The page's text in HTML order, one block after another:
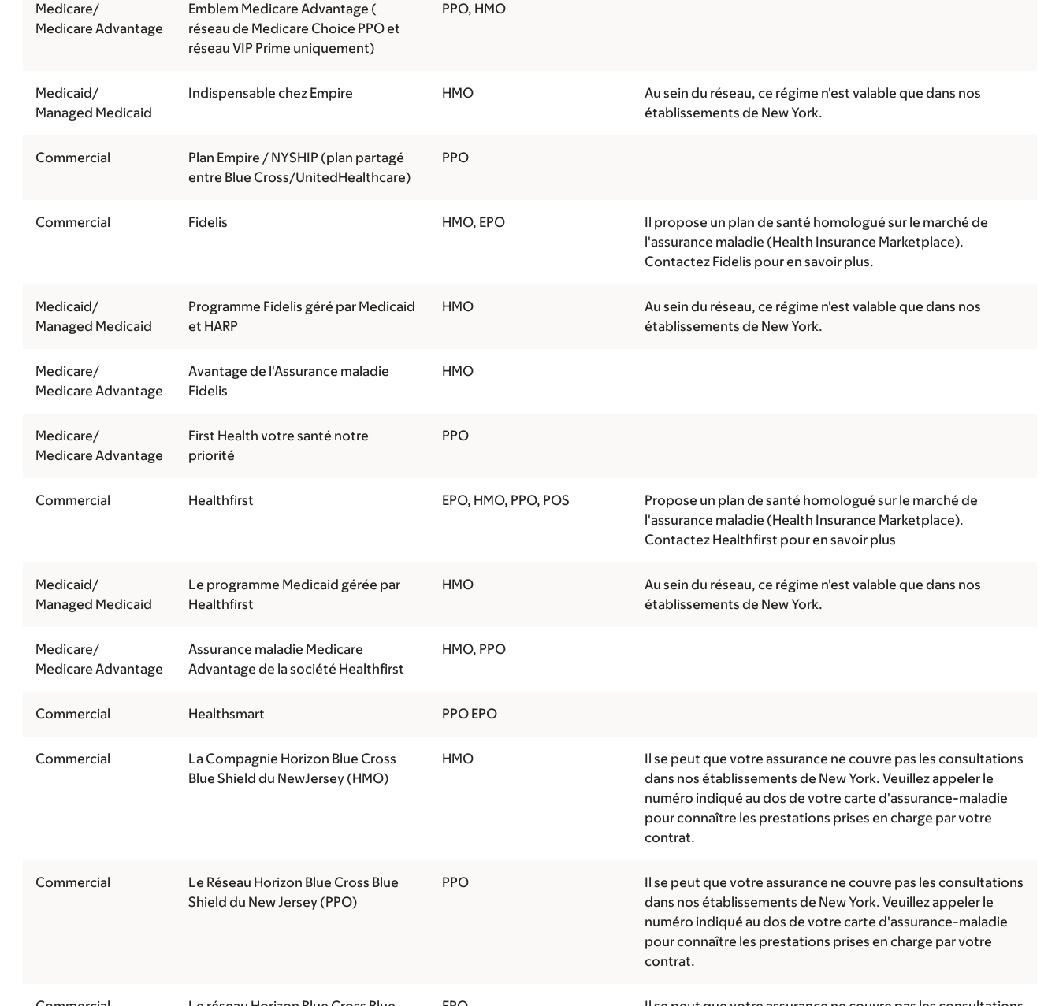
Medicare/
Medicare Advantage
Emblem Medicare Advantage (
réseau de Medicare Choice PPO et
réseau VIP Prime uniquement)
PPO, HMO
Medicaid/
Managed Medicaid
Indispensable chez Empire HMO
Au sein du réseau, ce régime n'est valable que dans nos
établissements de New York.
Commercial
Plan Empire / NYSHIP (plan partagé
entre Blue Cross/UnitedHealthcare)
PPO
Commercial Fidelis HMO, EPO
Il propose un plan de santé homologué sur le marché de
l'assurance maladie (Health Insurance Marketplace).
Contactez Fidelis pour en savoir plus.
Medicaid/
Managed Medicaid
Programme Fidelis géré par Medicaid
et HARP
HMO
Au sein du réseau, ce régime n'est valable que dans nos
établissements de New York.
Medicare/
Medicare Advantage
Avantage de l'Assurance maladie
Fidelis
HMO
Medicare/
Medicare Advantage
First Health votre santé notre
priorité
PPO
Commercial Healthfirst EPO, HMO, PPO, POS
Propose un plan de santé homologué sur le marché de
l'assurance maladie (Health Insurance Marketplace).
Contactez Healthfirst pour en savoir plus
Medicaid/
Managed Medicaid
Le programme Medicaid gérée par
Healthfirst
HMO
Au sein du réseau, ce régime n'est valable que dans nos
établissements de New York.
Medicare/
Medicare Advantage
Assurance maladie Medicare
Advantage de la société Healthfirst
HMO, PPO
Commercial Healthsmart PPO EPO
Commercial
La Compagnie Horizon Blue Cross
Blue Shield du NewJersey (HMO)
HMO
Il se peut que votre assurance ne couvre pas les consultations
dans nos établissements de New York. Veuillez appeler le
numéro indiqué au dos de votre carte d'assurance-maladie
pour connaître les prestations prises en charge par votre
contrat.
Commercial
Le Réseau Horizon Blue Cross Blue
Shield du New Jersey (PPO)
PPO
Il se peut que votre assurance ne couvre pas les consultations
dans nos établissements de New York. Veuillez appeler le
numéro indiqué au dos de votre carte d'assurance-maladie
pour connaître les prestations prises en charge par votre
contrat.